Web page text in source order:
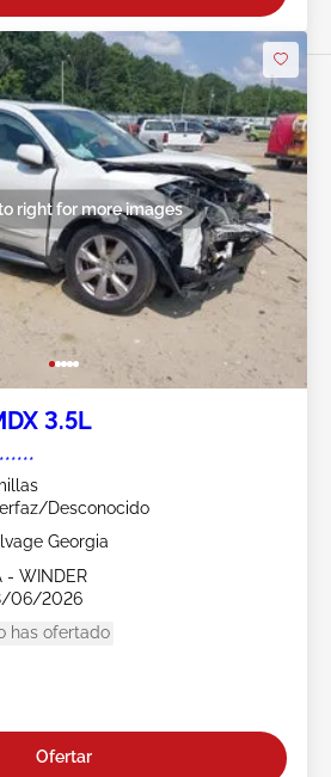
right for more images
3.5L
Desconocido
Georgia
- WINDER
06/2026
has ofertado
Ofertar